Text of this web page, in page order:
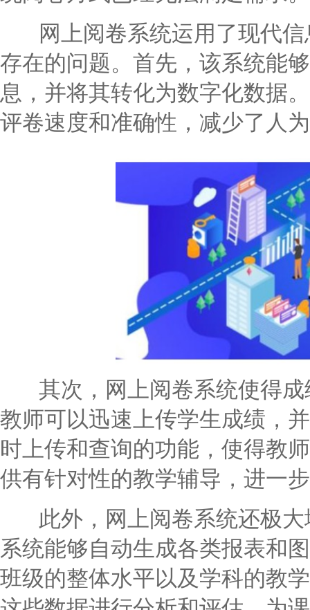
网上阅卷系统运用了现代信
存在的问题。首先，该系统能
息，并将其转化为数字化数据
评卷速度和准确性，减少了人
其次，网上阅卷系统使得成
教师可以迅速上传学生成绩，
时上传和查询的功能，使得教
供有针对性的教学辅导，进一
此外，网上阅卷系统还极大
系统能够自动生成各类报表和
班级的整体水平以及学科的教